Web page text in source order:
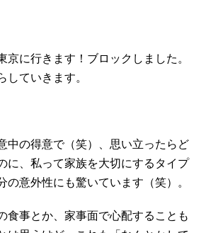
京に行きます！ブロックしました。
していきます。
中の得意で（笑）、思い立ったらど
に、私って家族を大切にするタイプ
の意外性にも驚いています（笑）。
食事とか、家事面で心配することも